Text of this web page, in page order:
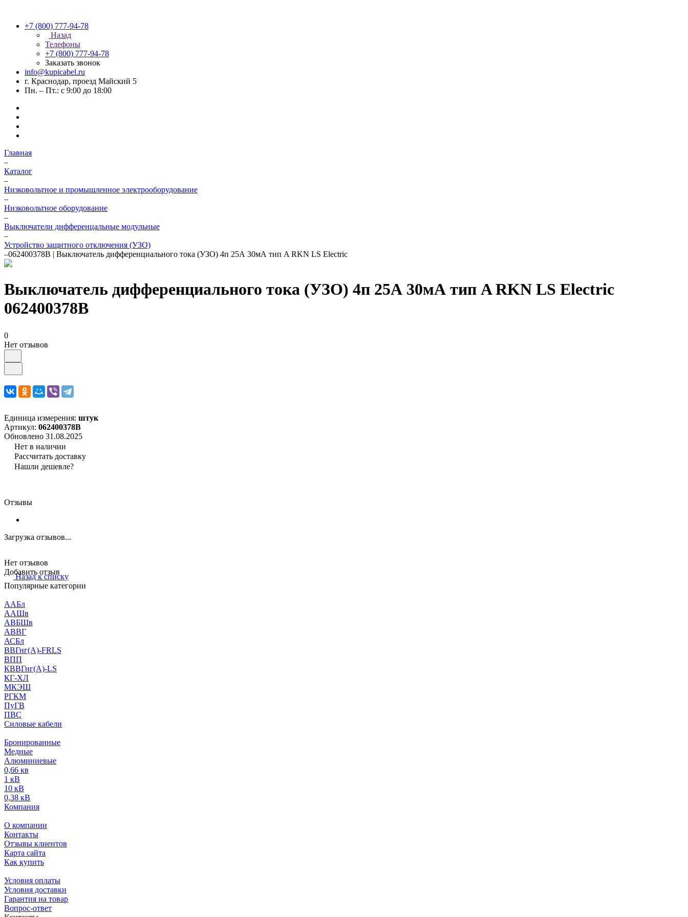
+7 (800) 777-94-78
Назад
Телефоны
+7 (800) 777-94-78
Заказать звонок
info@kupicabel.ru
г. Краснодар, проезд Майский 5
Пн. – Пт.: с 9:00 до 18:00
Главная
–
Каталог
–
Низковольтное и промышленное электрооборудование
–
Низковольтное оборудование
–
Выключатели дифференцальные модульные
–
Устройство защитного отключения (УЗО)
–062400378B | Выключатель дифференциального тока (УЗО) 4п 25А 30мА тип A RKN LS Electric
Выключатель дифференциального тока (УЗО) 4п 25А 30мА тип A RKN LS Electric
062400378B
0
Нет отзывов
Единица измерения: штук
Артикул: 062400378B
Обновлено 31.08.2025
Нет в наличии
Рассчитать доставку
Нашли дешевле?
Отзывы
Загрузка отзывов...
Нет отзывов
Добавить отзыв
Назад к списку
Популярные категории
ААБл
ААШв
АВБШв
АВВГ
АСБл
ВВГнг(А)-FRLS
ВПП
КВВГнг(А)-LS
КГ-ХЛ
МКЭШ
РГКМ
ПуГВ
ПВС
Силовые кабели
Бронированные
Медные
Алюминиевые
0,66 кв
1 кВ
10 кВ
0,38 кВ
Компания
О компании
Контакты
Отзывы клиентов
Карта сайта
Как купить
Условия оплаты
Условия доставки
Гарантия на товар
Вопрос-ответ